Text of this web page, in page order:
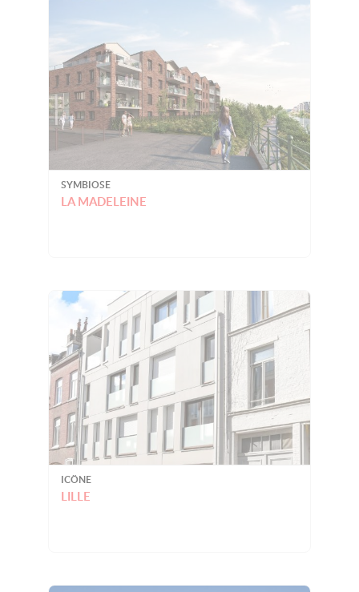
SYMBIOSE
LA MADELEINE
ICÖNE
LILLE